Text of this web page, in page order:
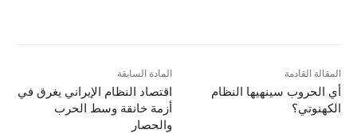
b
o
o
المادة السابقة
اقتصاد النظام الإيراني يغرق في
أزمة خانقة وسط الحرب
والحصار
المقالة القادمة
أي الحروب سينهيها النظام
الکهنوتي؟